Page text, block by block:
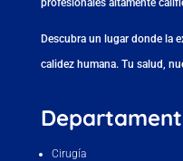
profesionales altamente
Descubra un lugar donde la
calidez humana. Tu salud,
Cirugía